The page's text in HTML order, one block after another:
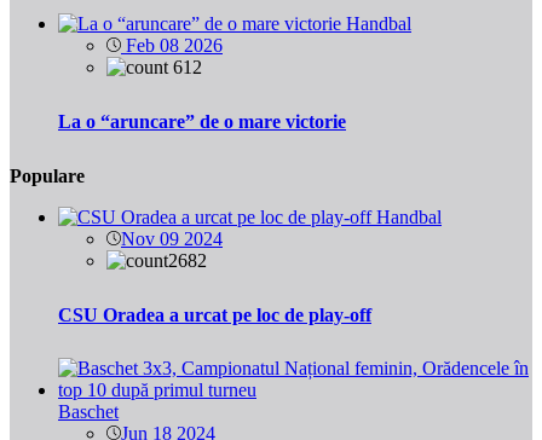
Handbal
Feb 08 2026
612
La o “aruncare” de o mare victorie
Populare
Handbal
Nov 09 2024
2682
CSU Oradea a urcat pe loc de play-off
Baschet
Jun 18 2024